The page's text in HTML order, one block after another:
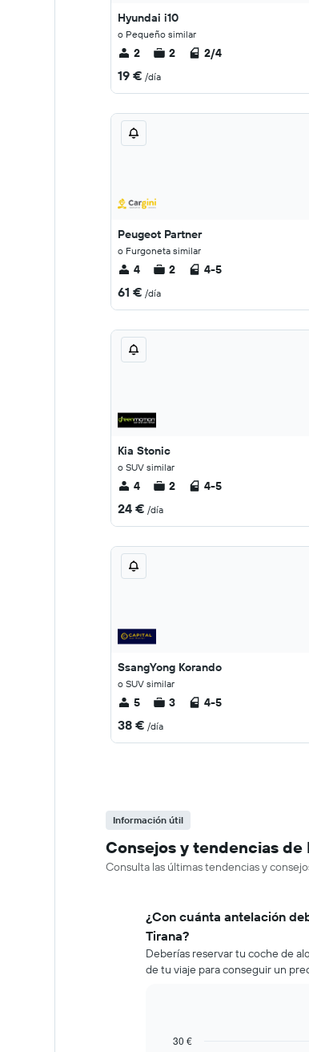
Hyundai i10
o Pequeño similar
2 2 2/4
19 € /día
Peugeot Partner
o Furgoneta similar
4 2 4-5
61 € /día
Kia Stonic
o SUV similar
4 2 4-5
24 € /día
SsangYong Korando
o SUV similar
5 3 4-5
38 € /día
Información útil
Consejos y tendencias de
Consulta las últimas tendencias y
¿Con cuánta antelación
Tirana?
Deberías reservar tu coche de
de tu viaje para conseguir un
Line
Chart
30 €